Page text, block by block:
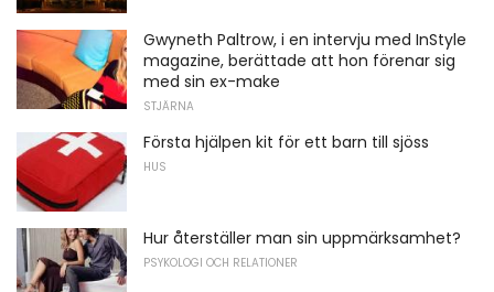
Gwyneth Paltrow, i en intervju med InStyle
magazine, berättade att hon förenar sig
med sin ex-make
STJÄRNA
Första hjälpen kit för ett barn till sjöss
HUS
Hur återställer man sin uppmärksamhet?
PSYKOLOGI OCH RELATIONER